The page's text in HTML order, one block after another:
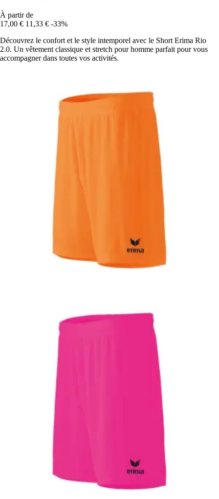
À partir de
17,00 € 11,33 € -33%
Découvrez le confort et le style intemporel avec le Short Erima Rio
2.0. Un vêtement classique et stretch pour homme parfait pour vous
accompagner dans toutes vos activités.